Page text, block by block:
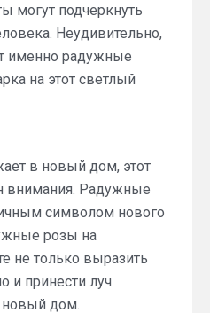
могут подчеркнуть
Неудивительно,
именно радужные
на этот светлый
в новый дом, этот
внимания. Радужные
символом нового
розы на
не только выразить
и принести луч
новый дом.